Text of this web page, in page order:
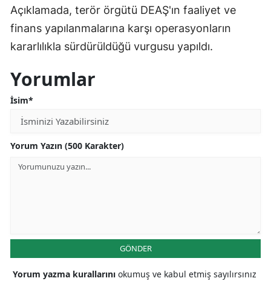
Açıklamada, terör örgütü DEAŞ'ın faaliyet ve
finans yapılanmalarına karşı operasyonların
kararlılıkla sürdürüldüğü vurgusu yapıldı.
Yorumlar
İsim*
Yorum Yazın (500 Karakter)
GÖNDER
Yorum yazma kurallarını okumuş ve kabul etmiş sayılırsınız